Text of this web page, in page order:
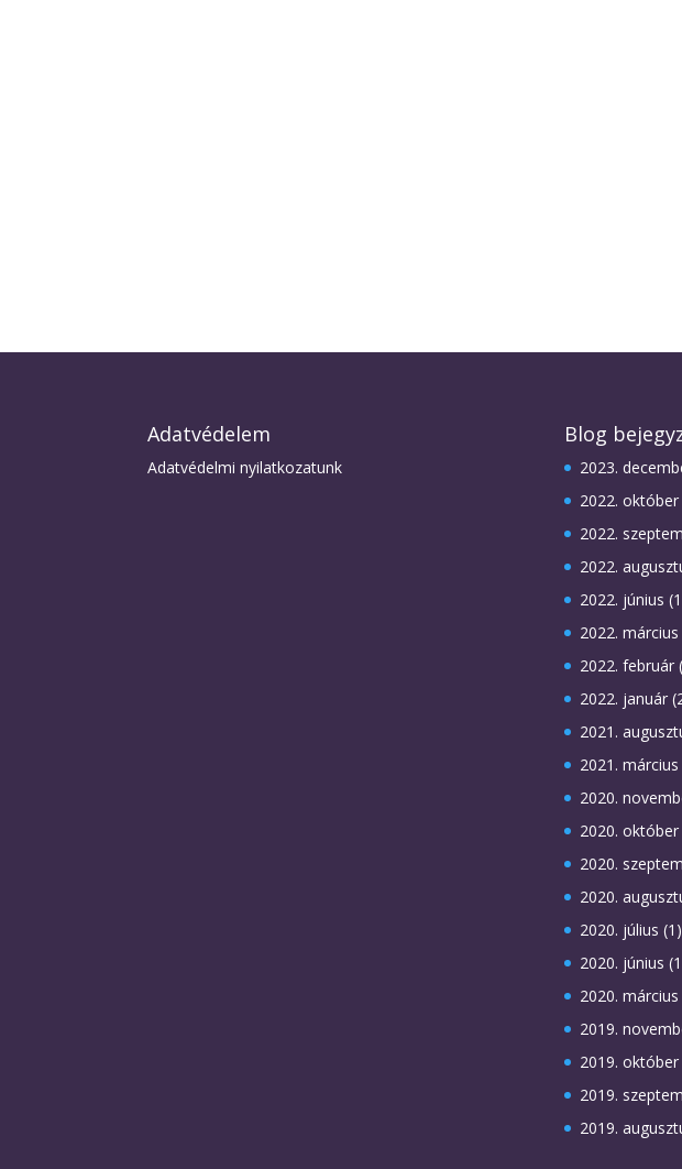
Adatvédelem
Adatvédelmi nyilatkozatunk
Blog
2023.
2022. október
2022.
2022.
2022. június
2022. március
2022. február
2022. január
2021.
2021. március
2020.
2020. október
2020.
2020.
2020. július (1)
2020. június
2020. március
2019.
2019. október
2019.
2019.